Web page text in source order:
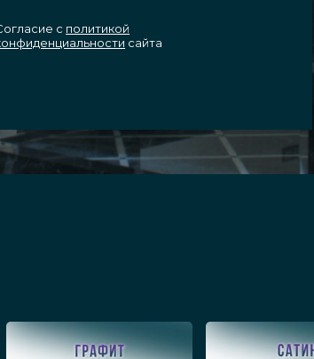
с политикой
сайта